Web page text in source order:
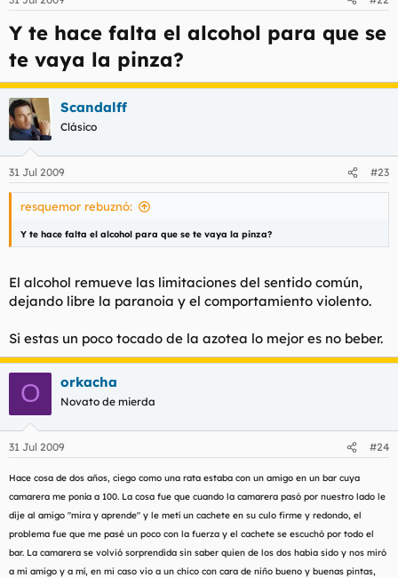
Y te hace falta el alcohol para que se
te vaya la pinza?
Scandalff
Clásico
31 Jul 2009 #23
resquemor rebuznó:
Y te hace falta el alcohol para que se te vaya la pinza?
El alcohol remueve las limitaciones del sentido común,
dejando libre la paranoia y el comportamiento violento.
Si estas un poco tocado de la azotea lo mejor es no beber.
O orkacha
Novato de mierda
31 Jul 2009 #24
Hace cosa de dos años, ciego como una rata estaba con un amigo en un bar cuya
camarera me ponía a 100. La cosa fue que cuando la camarera pasó por nuestro lado le
dije al amigo "mira y aprende" y le metí un cachete en su culo firme y redondo, el
problema fue que me pasé un poco con la fuerza y el cachete se escuchó por todo el
bar. La camarera se volvió sorprendida sin saber quien de los dos habia sido y nos miró
a mi amigo y a mí, en mi caso vio a un chico con cara de niño bueno y buenas pintas,